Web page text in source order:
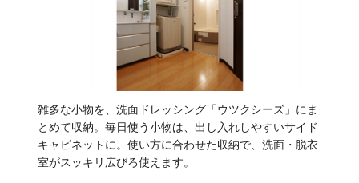
雑多な小物を、洗面ドレッシング「ウツクシーズ」にま
とめて収納。毎日使う小物は、出し入れしやすいサイド
キャビネットに。使い方に合わせた収納で、洗面・脱衣
室がスッキリ広びろ使えます。